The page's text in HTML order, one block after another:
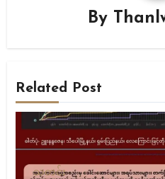
By
Related Post
သတင်း